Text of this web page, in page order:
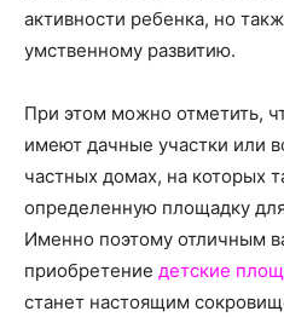
активности ребенка, но
умственному развитию.
При этом можно отметить,
имеют дачные участки или
частных домах, на которых
определенную площадку
Именно поэтому отличным
приобретение детские
станет настоящим